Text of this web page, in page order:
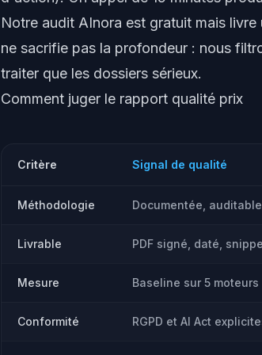
Notre audit AInora est gratuit mais
ne sacrifie pas la profondeur : nous
traiter que les dossiers sérieux.
Comment juger le rapport qualité prix
Critère Signal de qualité
Méthodologie Documentée,
Livrable PDF signé, daté,
Mesure Baseline sur 5
Conformité RGPD et AI Act